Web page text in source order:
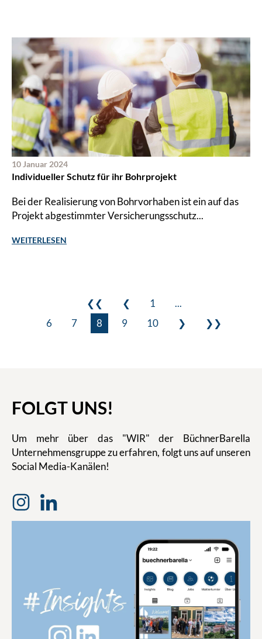
10 Januar 2024
Individueller Schutz für ihr Bohrprojekt
Bei der Realisierung von Bohrvorhaben ist ein auf das
Projekt abgestimmter Versicherungsschutz...
WEITERLESEN
❮❮ ❮ 1
...
6
7 8 9 10 ❯ ❯❯
FOLGT UNS!
Um mehr über das "WIR" der BüchnerBarella
Unternehmensgruppe zu erfahren, folgt uns auf unseren
Social Media-Kanälen!